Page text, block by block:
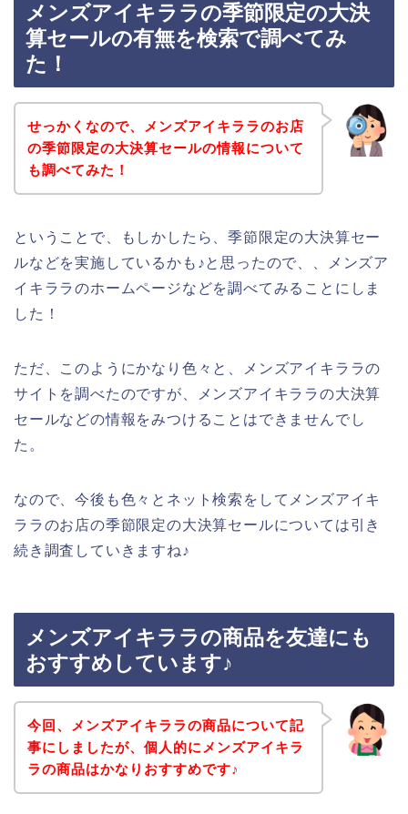
メンズアイキララの季節限定の大決
算セールの有無を検索で調べてみ
た！
せっかくなので、メンズアイキララのお店
の季節限定の大決算セールの情報について
も調べてみた！
ということで、もしかしたら、季節限定の大決算セー
ルなどを実施しているかも♪と思ったので、、メンズア
イキララのホームページなどを調べてみることにしま
した！
ただ、このようにかなり色々と、メンズアイキララの
サイトを調べたのですが、メンズアイキララの大決算
セールなどの情報をみつけることはできませんでし
た。
なので、今後も色々とネット検索をしてメンズアイキ
ララのお店の季節限定の大決算セールについては引き
続き調査していきますね♪
メンズアイキララの商品を友達にも
おすすめしています♪
今回、メンズアイキララの商品について記
事にしましたが、個人的にメンズアイキラ
ラの商品はかなりおすすめです♪